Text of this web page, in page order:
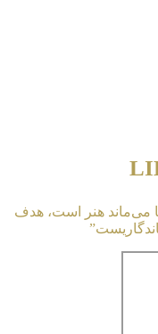
می‌ماند هنر است، هدف